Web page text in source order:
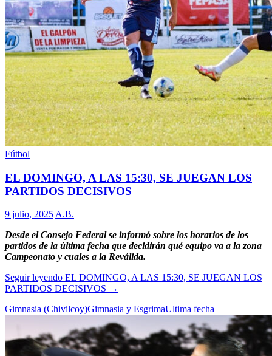
Fútbol
EL DOMINGO, A LAS 15:30, SE JUEGAN LOS
PARTIDOS DECISIVOS
9 julio, 2025A.B.
Desde el Consejo Federal se informó sobre los horarios de los
partidos de la última fecha que decidirán qué equipo va a la zona
Campeonato y cuales a la Reválida.
Seguir leyendo EL DOMINGO, A LAS 15:30, SE JUEGAN LOS
PARTIDOS DECISIVOS →
Gimnasia (Chivilcoy)Gimnasia y EsgrimaUltima fecha